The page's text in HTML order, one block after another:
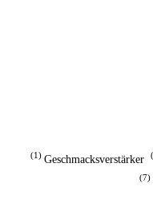
1 Geschmacksverstärker
7